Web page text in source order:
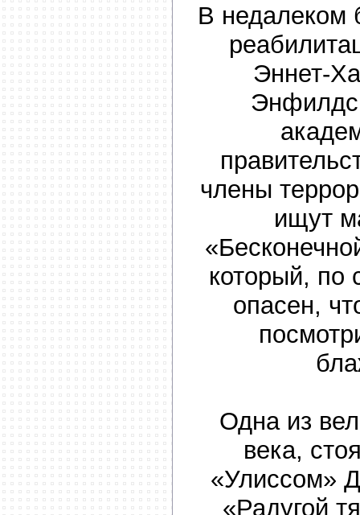
В недалеком
Эннет-
члены
ищут
который, по
опасен,
Одна из
века,
«Улиссом»
«Радугой